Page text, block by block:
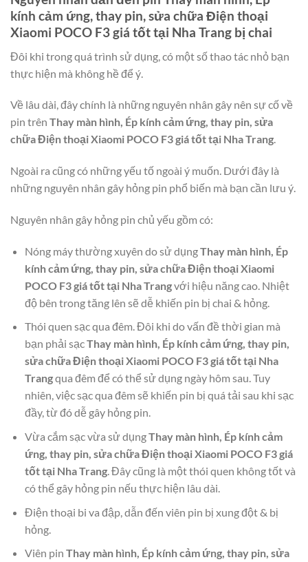
kính cảm ứng, thay pin, sửa chữa Điện thoại
Xiaomi POCO F3 giá tốt tại Nha Trang bị chai
Đôi khi trong quá trình sử dụng, có một số thao tác nhỏ bạn
thực hiện mà không hề để ý.
Về lâu dài, đây chính là những nguyên nhân gây nên sự cố về
pin trên Thay màn hình, Ép kính cảm ứng, thay pin, sửa
chữa Điện thoại Xiaomi POCO F3 giá tốt tại Nha Trang.
Ngoài ra cũng có những yếu tố ngoài ý muốn. Dưới đây là
những nguyên nhân gây hỏng pin phổ biến mà bạn cần lưu ý.
Nguyên nhân gây hỏng pin chủ yếu gồm có:
Nóng máy thường xuyên do sử dụngThay màn hình, Ép
kính cảm ứng, thay pin, sửa chữa Điện thoại Xiaomi
POCO F3 giá tốt tại Nha Trangvới hiệu năng cao. Nhiệt
độ bên trong tăng lên sẽ dễ khiến pin bị chai & hỏng.
Thói quen sạc qua đêm. Đôi khi do vấn đề thời gian mà
bạn phải sạcThay màn hình, Ép kính cảm ứng, thay pin,
sửa chữa Điện thoại Xiaomi POCO F3 giá tốt tại Nha
Trangqua đêm để có thể sử dụng ngày hôm sau. Tuy
nhiên, việc sạc qua đêm sẽ khiến pin bị quá tải sau khi sạc
đầy, từ đó dễ gây hỏng pin.
Vừa cắm sạc vừa sử dụngThay màn hình, Ép kính cảm
ứng, thay pin, sửa chữa Điện thoại Xiaomi POCO F3 giá
tốt tại Nha Trang. Đây cũng là một thói quen không tốt và
có thể gây hỏng pin nếu thực hiện lâu dài.
Điện thoại bi va đập, dẫn đến viên pin bị xung đột & bị
hỏng.
Viên pin Thay màn hình, Ép kính cảm ứng, thay pin, sửa